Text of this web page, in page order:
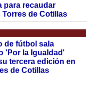
para recaudar
de Cotillas
de fútbol sala
'Por la Igualdad'
tercera edición en
de Cotillas